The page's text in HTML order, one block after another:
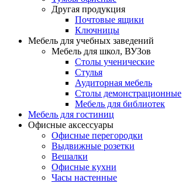
Другая продукция
Почтовые ящики
Ключницы
Мебель для учебных заведений
Мебель для школ, ВУЗов
Столы ученические
Стулья
Аудиторная мебель
Столы демонстрационные
Мебель для библиотек
Мебель для гостиниц
Офисные аксессуары
Офисные перегородки
Выдвижные розетки
Вешалки
Офисные кухни
Часы настенные